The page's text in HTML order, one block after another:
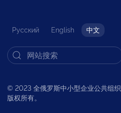
Русский English 中文
© 2023 全俄罗斯中小型企业公共组织
版权所有。